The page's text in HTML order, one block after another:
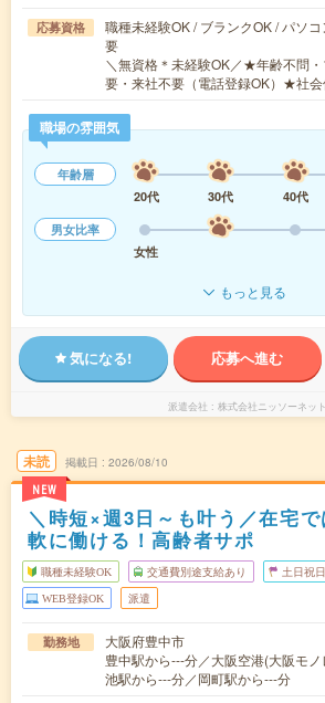
応募資格
職種未経験OK / ブランクOK / パソ
要
＼無資格＊未経験OK／★年齢不問
要・来社不要（電話登録OK）★社
職場の雰囲気
年齢層
20代
30代 40代
男女比率
女性
もっと見る
気になる! 応募へ進む
派遣会社 株式会社ニッソーネット
未読
NEW
掲載日 2026/08/10
＼時短×週3日～も叶う／在宅
軟に働ける！高齢者サポ
職種未経験OK 交通費別途支給あり 土日祝
WEB登録OK 派遣
勤務地
大阪府豊中市
豊中駅から---分／大阪空港(大阪モ
池駅から---分／岡町駅から---分